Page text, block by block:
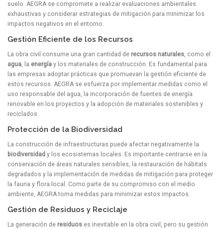
suelo. AEGRA se compromete a realizar evaluaciones ambientales
exhaustivas y considerar estrategias de mitigación para minimizar los
impactos negativos en el entorno.
Gestión Eficiente de los Recursos
La obra civil consume una gran cantidad de recursos naturales, como el
agua, la energía y los materiales de construcción. Es fundamental para
las empresas adoptar prácticas que promuevan la gestión eficiente de
estos recursos. AEGRA se esfuerza por implementar medidas como el
uso responsable del agua, la incorporación de fuentes de energía
renovable en los proyectos y la adopción de materiales sostenibles y
reciclados.
Protección de la Biodiversidad
La construcción de infraestructuras puede afectar negativamente la
biodiversidad y los ecosistemas locales. Es importante centrarse en la
conservación de áreas naturales sensibles, la restauración de hábitats
degradados y la implementación de medidas de mitigación para proteger
la fauna y flora local. Como parte de su compromiso con el medio
ambiente, AEGRA toma medidas para minimizar estos impactos.
Gestión de Residuos y Reciclaje
La generación de residuos es inevitable en la obra civil, pero su gestión